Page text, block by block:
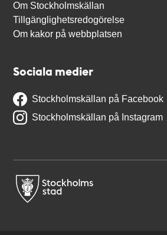
Om Stockholmskällan
Tillgänglighetsredogörelse
Om kakor på webbplatsen
Sociala medier
Stockholmskällan på Facebook
Stockholmskällan på Instagram